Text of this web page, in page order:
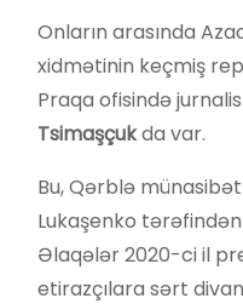
Onların arasında
xidmətinin keçmiş
Praqa ofisində
Tsimaşçukda var.
Bu, Qərblə
Lukaşenko tərəfindən
Əlaqələr 2020-ci il
etirazçılara sərt